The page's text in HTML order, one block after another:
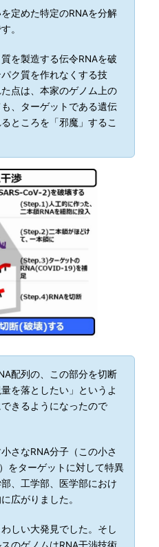
定めた特定のRNAを分解
。
を製造する伝令RNAを破
ク質を作れなくする技
点は、本家のゲノム上の
、ターゲットである遺伝
ところを「邪魔」するこ
配列の、この部分を切断
を落としたい」というよ
きるようになったので
さなRNA分子（この小さ
をターゲットに対して特異
、工学部、医学部におけ
広がりました。
しい大発見でした。そし